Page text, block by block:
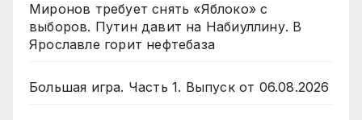
Миронов требует снять «Яблоко» с
выборов. Путин давит на Набиуллину. В
Ярославле горит нефтебаза
Большая игра. Часть 1. Выпуск от 06.08.2026